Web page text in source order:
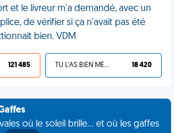
et le livreur m'a demandé, avec un
de vérifier si ça n'avait pas été
bien. VDM
121 485 TU L'AS BIEN MÉRITÉ 18 420
où le soleil brille... et où les gaffes